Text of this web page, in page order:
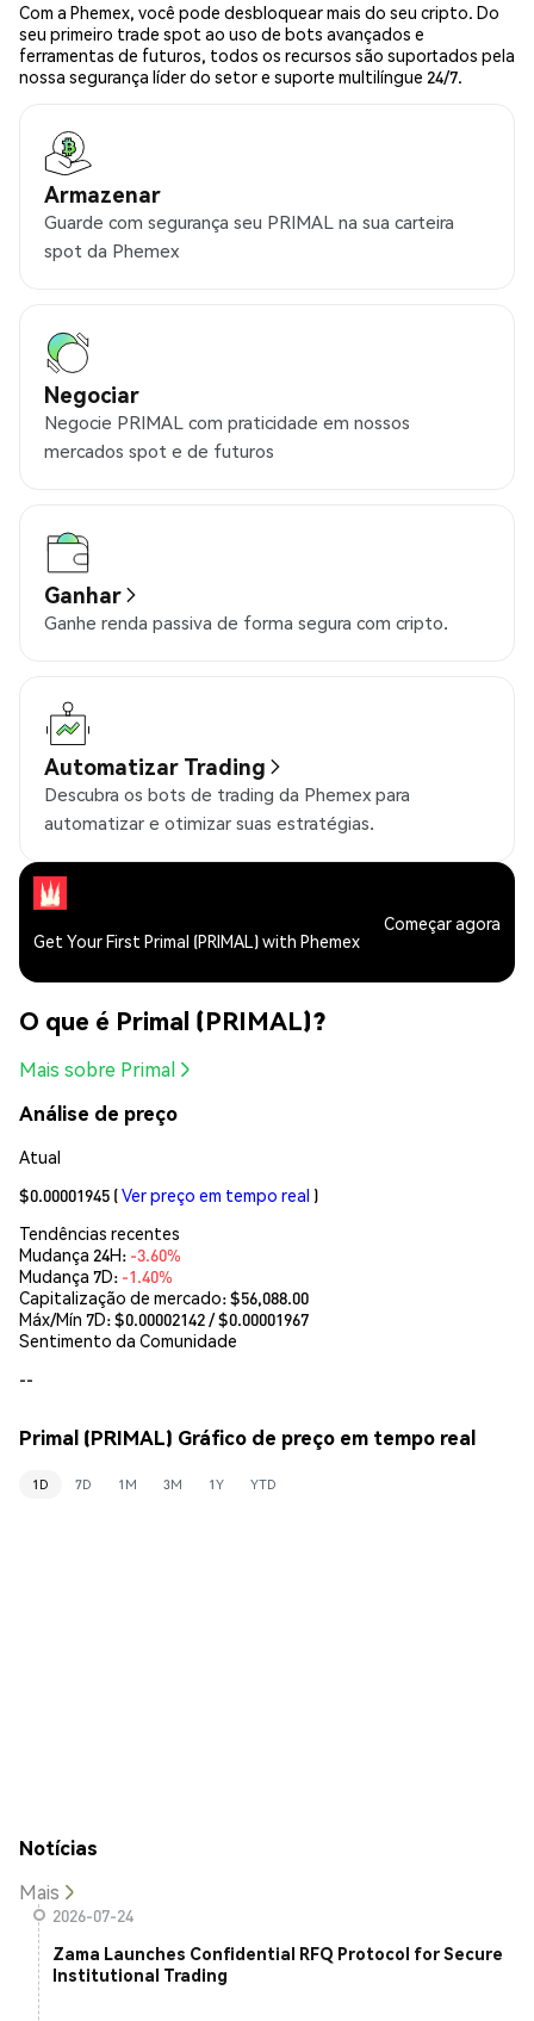
Com a Phemex, você pode desbloquear mais do seu cripto. Do
seu primeiro trade spot ao uso de bots avançados e
ferramentas de futuros, todos os recursos são suportados pela
nossa segurança líder do setor e suporte multilíngue 24/7.
Armazenar
Guarde com segurança seu PRIMAL na sua carteira
spot da Phemex
Negociar
Negocie PRIMAL com praticidade em nossos
mercados spot e de futuros
Ganhar
Ganhe renda passiva de forma segura com cripto.
Automatizar Trading
Descubra os bots de trading da Phemex para
automatizar e otimizar suas estratégias.
Get Your First Primal (PRIMAL) with Phemex
Começar agora
O que é Primal (PRIMAL)?
Mais sobre Primal
Análise de preço
Atual
$0.00001945 (Ver preço em tempo real )
Tendências recentes
Mudança 24H: -3.60%
Mudança 7D: -1.40%
Capitalização de mercado:$56,088.00
Máx/Mín 7D: $0.00002142/ $0.00001967
Sentimento da Comunidade
--
Primal (PRIMAL) Gráfico de preço em tempo real
1D 7D 1M 3M 1Y YTD
Notícias
Mais
2026-07-24
Zama Launches Confidential RFQ Protocol for Secure
Institutional Trading